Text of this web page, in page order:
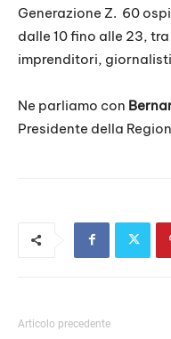
Generazione Z. 60
dalle 10 fino alle 23,
imprenditori,
Ne parliamo con
Presidente della
Articolo precedente